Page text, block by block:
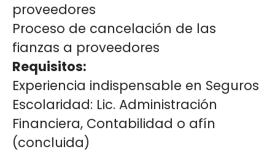
proveedores
Proceso de cancelación de las
fianzas a proveedores
Requisitos:
Experiencia indispensable en Seguros
Escolaridad: Lic. Administración
Financiera, Contabilidad o afín
(concluida)